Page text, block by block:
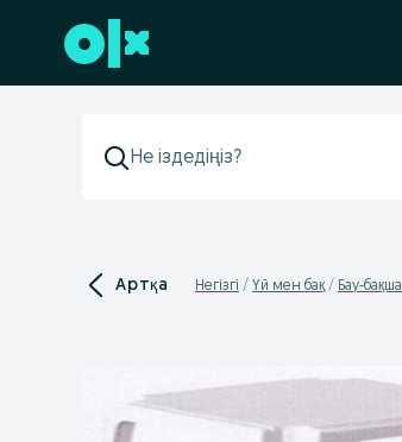
Төменгі деректемеге өту
Артқа Негізгі Үй мен бақ Бау-бақша